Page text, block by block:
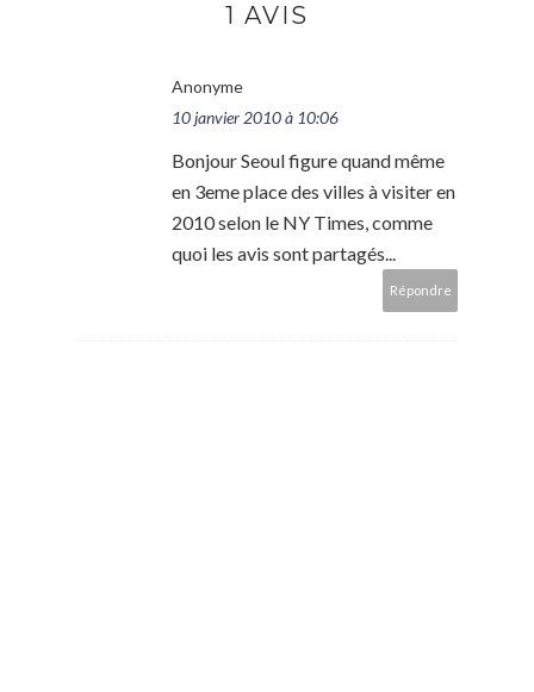
1 AVIS
Anonyme
10 janvier 2010 à 10:06
Bonjour Seoul figure quand même
en 3eme place des villes à visiter en
2010 selon le NY Times, comme
quoi les avis sont partagés...
Répondre